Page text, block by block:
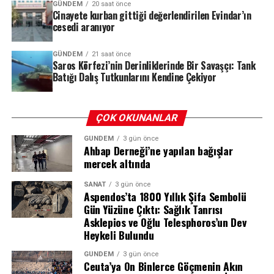
Miniklerin Anıtkabir hayali gerçek oldu
Doktor ve polis olmak isteyen ikiz kızlar, öğretmenlerine
Anıtkabir’i ziyaret etmek istediklerini söyledi. Ailenin
maddi imkânlarının yetersiz olduğunu gören
Deliller Zinciri: HTS, PTS ve Biyolojik
Bulgular
Soruşturma kapsamında elde edilen deliller, dosyanın
şüphelilerin HTS (Hücresel Haberleşme Sistemi) ve PTS
(Plaka Tanıma Sistemi) kayıtlarını, kriminal inceleme
bulgularını ve tanık beyanlarını bir araya getirerek
olayın perdesini aralamaya çalıştı.
Yapılan incelemelerde, Evindar Tiğrak’ın kaybolmadan
hemen önce şüphelilerden biriyle yoğun telefon trafiği
ve mesajlaşma yaşadığı tespit edildi. Dikkat çeken bir
diğer detay ise, şüphelinin kullandığı 21 AC 935 plakalı
aracın, olay günü bagaj kapağı açık bir şekilde ve tek
başına seyir halinde olduğunun kayıtlara geçmesi oldu.
GÜNDEM 20 saat önce
Cinayete kurban gittiği değerlendirilen Evindar’ın
cesedi aranıyor
GÜNDEM 21 saat önce
Saros Körfezi’nin Derinliklerinde Bir Savaşçı: Tank
Batığı Dalış Tutkunlarını Kendine Çekiyor
ÇOK OKUNANLAR
GÜNDEM 3 gün önce
Ahbap Derneği’ne yapılan bağışlar
mercek altında
SANAT 3 gün önce
Aspendos’ta 1800 Yıllık Şifa Sembolü
Gün Yüzüne Çıktı: Sağlık Tanrısı
Asklepios ve Oğlu Telesphoros’un Dev
Heykeli Bulundu
GÜNDEM 3 gün önce
Ceuta’ya On Binlerce Göçmenin Akın